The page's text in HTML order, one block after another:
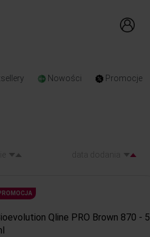
Nowości Promocje
data dodania
Qline PRO Brown 870 - 5